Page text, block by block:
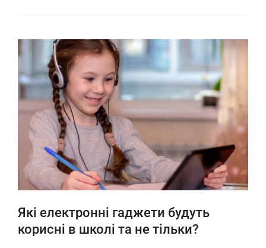
Які електронні гаджети будуть
корисні в школі та не тільки?